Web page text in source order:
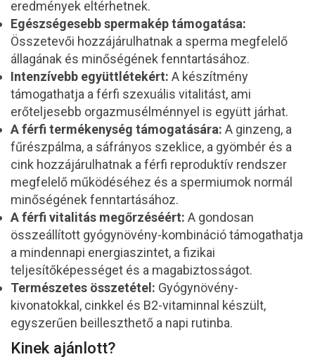
eredmények eltérhetnek.
Egészségesebb spermakép támogatása:
Összetevői hozzájárulhatnak a sperma megfelelő
állagának és minőségének fenntartásához.
Intenzívebb együttlétekért: A készítmény
támogathatja a férfi szexuális vitalitást, ami
erőteljesebb orgazmusélménnyel is együtt járhat.
A férfi termékenység támogatására: A ginzeng, a
fűrészpálma, a sáfrányos szeklice, a gyömbér és a
cink hozzájárulhatnak a férfi reproduktív rendszer
megfelelő működéséhez és a spermiumok normál
minőségének fenntartásához.
A férfi vitalitás megőrzéséért: A gondosan
összeállított gyógynövény-kombináció támogathatja
a mindennapi energiaszintet, a fizikai
teljesítőképességet és a magabiztosságot.
Természetes összetétel: Gyógynövény-
kivonatokkal, cinkkel és B2-vitaminnal készült,
egyszerűen beilleszthető a napi rutinba.
Kinek ajánlott?